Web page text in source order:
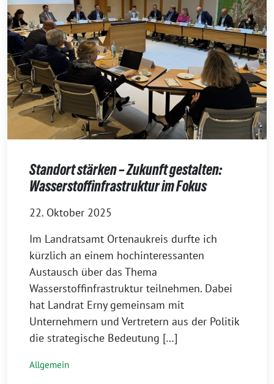
Standort stärken – Zukunft gestalten:
Wasserstoffinfrastruktur im Fokus
22. Oktober 2025
Im Landratsamt Ortenaukreis durfte ich
kürzlich an einem hochinteressanten
Austausch über das Thema
Wasserstoffinfrastruktur teilnehmen. Dabei
hat Landrat Erny gemeinsam mit
Unternehmern und Vertretern aus der Politik
die strategische Bedeutung […]
Allgemein